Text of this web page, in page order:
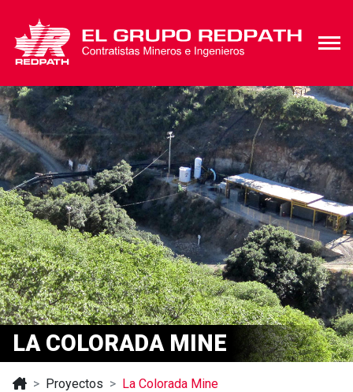
LA COLORADA MINE
Proyectos La Colorada Mine